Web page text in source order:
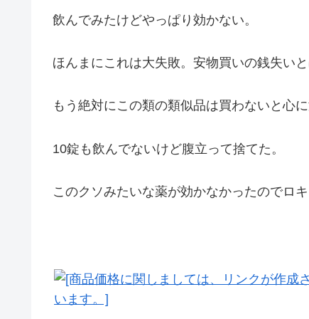
飲んでみたけどやっぱり効かない。
ほんまにこれは大失敗。安物買いの銭失いと
もう絶対にこの類の類似品は買わないと心に
10錠も飲んでないけど腹立って捨てた。
このクソみたいな薬が効かなかったのでロキ